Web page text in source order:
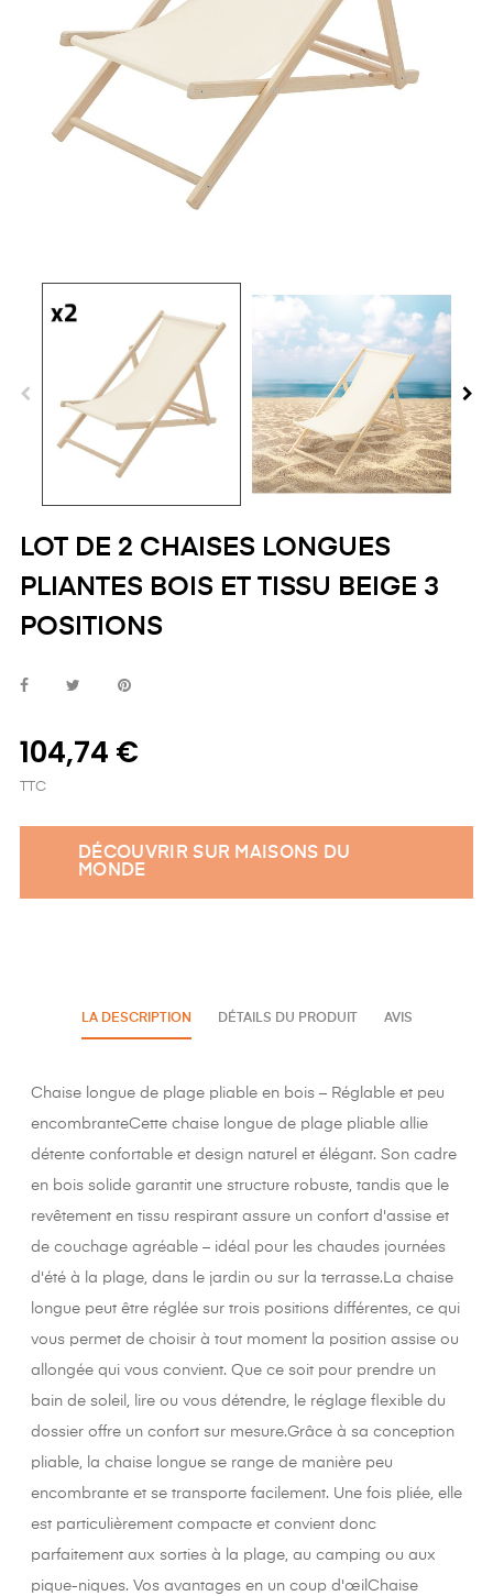
LOT DE 2 CHAISES LONGUES
PLIANTES BOIS ET TISSU BEIGE 3
POSITIONS
104,74 €
TTC
DÉCOUVRIR SUR MAISONS DU
MONDE
LA DESCRIPTION DÉTAILS DU PRODUIT AVIS
Chaise longue de plage pliable en bois – Réglable et peu
encombranteCette chaise longue de plage pliable allie
détente confortable et design naturel et élégant. Son cadre
en bois solide garantit une structure robuste, tandis que le
revêtement en tissu respirant assure un confort d'assise et
de couchage agréable – idéal pour les chaudes journées
d'été à la plage, dans le jardin ou sur la terrasse.La chaise
longue peut être réglée sur trois positions différentes, ce qui
vous permet de choisir à tout moment la position assise ou
allongée qui vous convient. Que ce soit pour prendre un
bain de soleil, lire ou vous détendre, le réglage flexible du
dossier offre un confort sur mesure.Grâce à sa conception
pliable, la chaise longue se range de manière peu
encombrante et se transporte facilement. Une fois pliée, elle
est particulièrement compacte et convient donc
parfaitement aux sorties à la plage, au camping ou aux
pique-niques. Vos avantages en un coup d'œilChaise